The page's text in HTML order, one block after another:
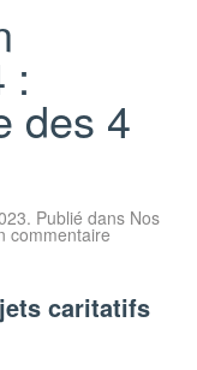
:
des 4
. Publié dans Nos
commentairesur
2024
:
caritatifs